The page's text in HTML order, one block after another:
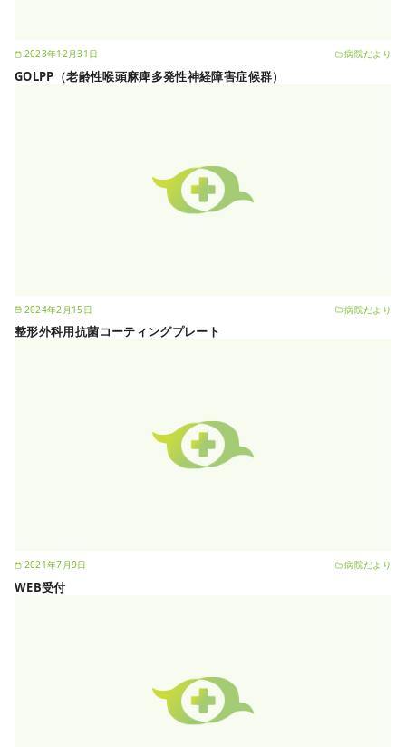
2023年12月31日 病院だより
GOLPP（老齢性喉頭麻痺多発性神経障害症候群）
2024年2月15日 病院だより
整形外科用抗菌コーティングプレート
2021年7月9日 病院だより
WEB受付